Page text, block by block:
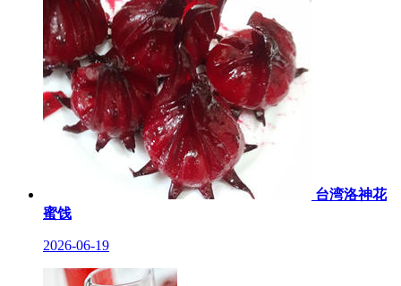
台湾洛神花
蜜饯
2026-06-19